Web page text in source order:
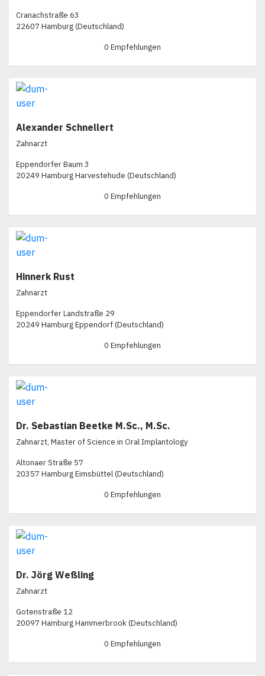
Cranachstraße 63
22607 Hamburg (Deutschland)
0 Empfehlungen
Alexander Schnellert
Zahnarzt
Eppendorfer Baum 3
20249 Hamburg Harvestehude (Deutschland)
0 Empfehlungen
Hinnerk Rust
Zahnarzt
Eppendorfer Landstraße 29
20249 Hamburg Eppendorf (Deutschland)
0 Empfehlungen
Dr. Sebastian Beetke M.Sc., M.Sc.
Zahnarzt, Master of Science in Oral Implantology
Altonaer Straße 57
20357 Hamburg Eimsbüttel (Deutschland)
0 Empfehlungen
Dr. Jörg Weßling
Zahnarzt
Gotenstraße 12
20097 Hamburg Hammerbrook (Deutschland)
0 Empfehlungen